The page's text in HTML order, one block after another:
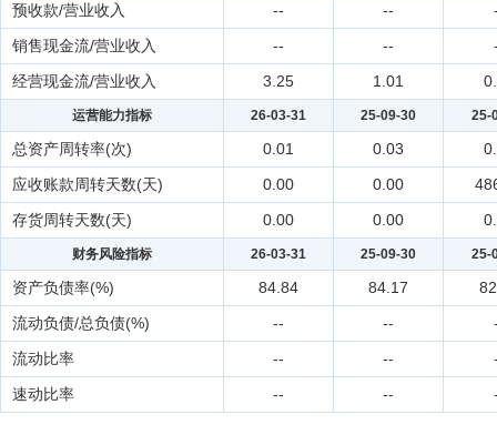
预收款/营业收入 -- --
销售现金流/营业收入
-- --
经营现金流/营业收入
3.25 1.01
运营能力指标 26-03-31 25-09-30 25-
总资产周转率(次) 0.01 0.03
应收账款周转天数(天)
0.00 0.00
存货周转天数(天)
0.00 0.00
财务风险指标 26-03-31 25-09-30 25-
资产负债率(%) 84.84 84.17
流动负债/总负债(%)
-- --
流动比率
-- --
速动比率
-- --